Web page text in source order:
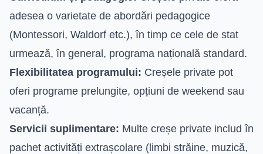
adesea o varietate de abordări pedagogice
(Montessori, Waldorf etc.), în timp ce cele de stat
urmează, în general, programa națională standard.
Flexibilitatea programului: Creșele private pot
oferi programe prelungite, opțiuni de weekend sau
vacanță.
Servicii suplimentare: Multe creșe private includ în
pachet activități extrașcolare (limbi străine, muzică,